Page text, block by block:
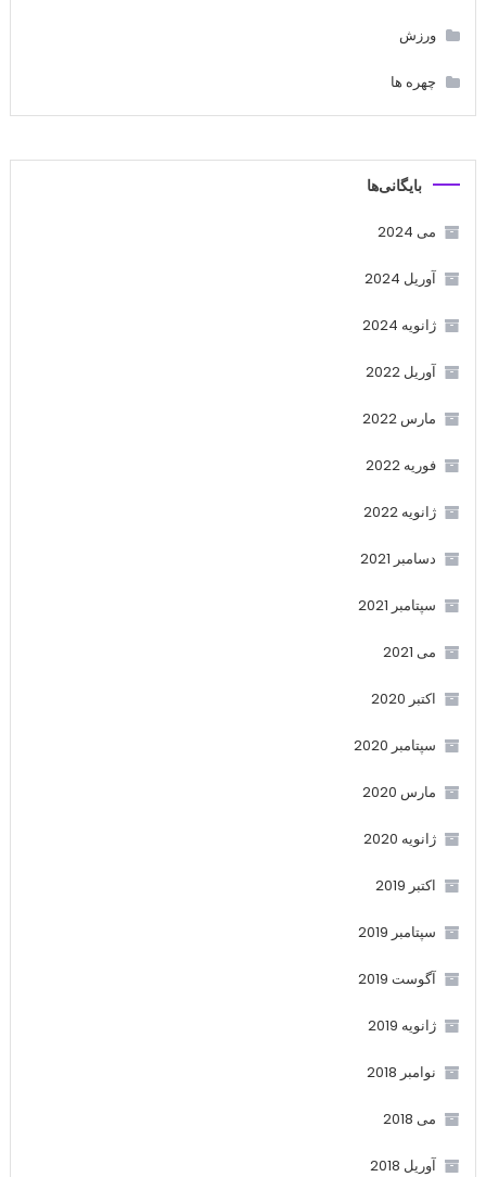
ورزش
چهره ها
بایگانی‌ها
می 2024
آوریل 2024
ژانویه 2024
آوریل 2022
مارس 2022
فوریه 2022
ژانویه 2022
دسامبر 2021
سپتامبر 2021
می 2021
اکتبر 2020
سپتامبر 2020
مارس 2020
ژانویه 2020
اکتبر 2019
سپتامبر 2019
آگوست 2019
ژانویه 2019
نوامبر 2018
می 2018
آوریل 2018